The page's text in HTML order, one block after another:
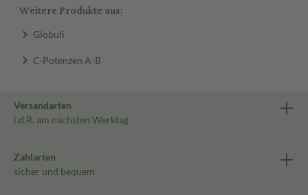
Weitere Produkte aus:
Globuli
C-Potenzen A-B
Versandarten
i.d.R. am nächsten Werktag
Zahlarten
sicher und bequem